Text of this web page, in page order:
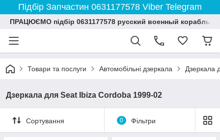
Підбір Запчастин 0631177578 Viber Telegram
ПРАЦЮЄМО підбір 0631177578 русский военный корабль
Товари та послуги Автомобільні дзеркала Дзеркала
Дзеркала для Seat Ibiza Cordoba 1999-02
Сортування 0 Фільтри